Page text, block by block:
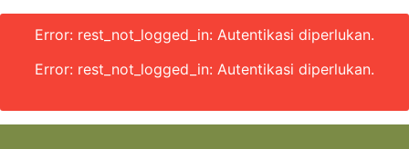
Error: rest_not_logged_in: Autentikasi diperlukan.
Error: rest_not_logged_in: Autentikasi diperlukan.